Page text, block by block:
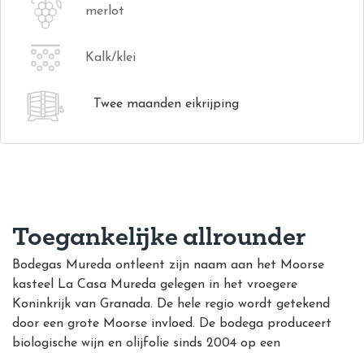
merlot
Kalk/klei
Twee maanden eikrijping
Toegankelijke allrounder
Bodegas Mureda ontleent zijn naam aan het Moorse
kasteel La Casa Mureda gelegen in het vroegere
Koninkrijk van Granada. De hele regio wordt getekend
door een grote Moorse invloed. De bodega produceert
biologische wijn en olijfolie sinds 2004 op een